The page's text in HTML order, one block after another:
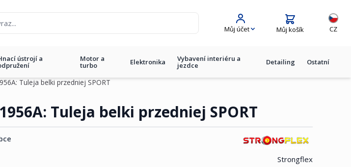
Můj účet Můj košík
Jazyk
CZ
ústrojí a Motor a
turbo Elektronika Vybavení interiéru a
jezdce Detailing Ostatní
Tuleja belki przedniej SPORT
Tuleja belki przedniej SPORT
Strongflex